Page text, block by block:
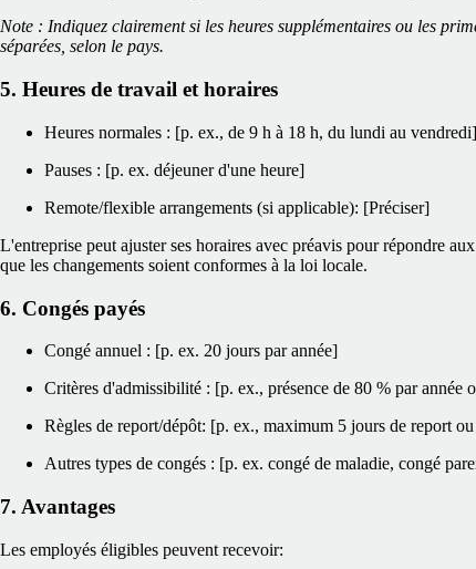
Note : Indiquez clairement si les heures supplémentaires ou les
séparées, selon le pays.
5. Heures de travail et horaires
Heures normales : [p. ex., de 9 h à 18 h, du lundi au vendredi]
Pauses : [p. ex. déjeuner d'une heure]
Remote/flexible arrangements (si applicable): [Préciser]
L'entreprise peut ajuster ses horaires avec préavis pour répondre
que les changements soient conformes à la loi locale.
6. Congés payés
Congé annuel : [p. ex. 20 jours par année]
Critères d'admissibilité : [p. ex., présence de 80 % par année
Règles de report/dépôt: [p. ex., maximum 5 jours de report
Autres types de congés : [p. ex. congé de maladie, congé
7. Avantages
Les employés éligibles peuvent recevoir: